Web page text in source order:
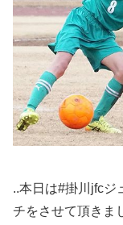
..本日は#掛川jfcジ
チをさせて頂きま